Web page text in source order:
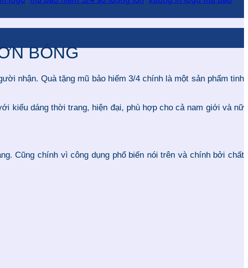
BÓNG
nhận. Quà tặng mũ bảo hiểm 3/4 chính là một sản phẩm tinh
kiểu dáng thời trang, hiện đại, phù hợp cho cả nam giới và nữ
Cũng chính vì công dụng phổ biến nói trên và chính bởi chất